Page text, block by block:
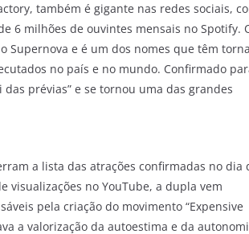
também é gigante nas redes sociais,
6 milhões de ouvintes mensais no Spotify.
Supernova e é um dos nomes que têm
no país e no mundo. Confirmado
prévias” e se tornou uma das grandes
a lista das atrações confirmadas no dia
visualizações no YouTube, a dupla vem
pela criação do movimento “Expensive
a valorização da autoestima e da